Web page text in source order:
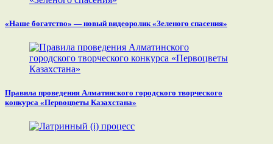
«Наше богатство» — новый видеоролик «Зеленого спасения»
Правила проведения Алматинского городского творческого
конкурса «Первоцветы Казахстана»